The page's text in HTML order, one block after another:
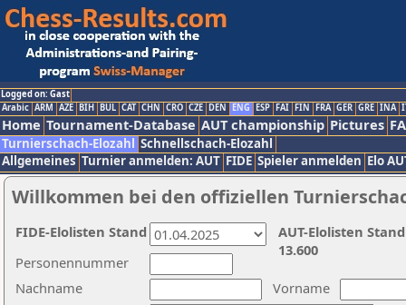
Logged on: Gast
Arabic ARM AZE BIH BUL CAT CHN CRO CZE DEN ENG ESP FAI FIN FRA GER GRE INA
Home Tournament-Database AUT championship Pictures
Turnierschach-Elozahl Schnellschach-Elozahl
Allgemeines Turnier anmelden: AUT FIDE Spieler anmelden Elo
Willkommen bei den offiziellen
Nachname
Vorname
Personennummer
AUT-Elolisten
13.600
FIDE-Elolisten Stand